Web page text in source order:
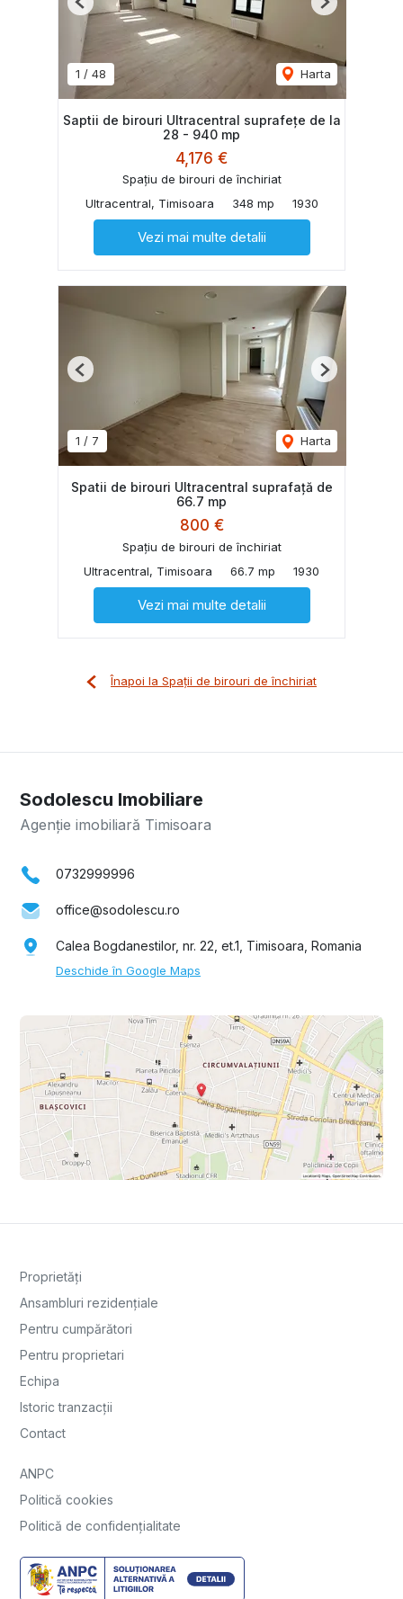
1 / 48 Harta
Previous Next
Saptii de birouri Ultracentral suprafețe de la
28 - 940 mp
4,176 €
Spațiu de birouri de închiriat
Ultracentral, Timisoara
348 mp 1930
Vezi mai multe detalii
1 / 7 Harta
Previous Next
Spatii de birouri Ultracentral suprafață de
66.7 mp
800 €
Spațiu de birouri de închiriat
Ultracentral, Timisoara
66.7 mp 1930
Vezi mai multe detalii
Înapoi la Spații de birouri de închiriat
Sodolescu Imobiliare
Agenție imobiliară Timisoara
0732999996
office@sodolescu.ro
Calea Bogdanestilor, nr. 22, et.1, Timisoara, Romania
Deschide în Google Maps
Proprietăți
Ansambluri rezidențiale
Pentru cumpărători
Pentru proprietari
Echipa
Istoric tranzacții
Contact
ANPC
Politică cookies
Politică de confidențialitate